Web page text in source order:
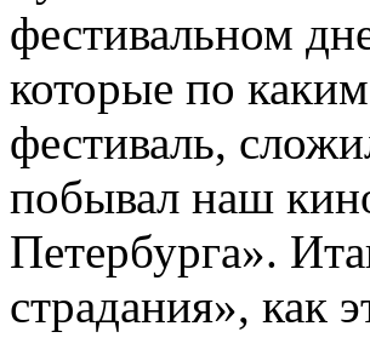
фестивальном
которые по
фестиваль,
побывал наш
Петербурга».
страдания», как